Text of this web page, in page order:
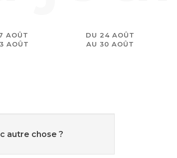
AOÛT
AOÛT
DU 24 AOÛT
AU 30 AOÛT
autre chose ?